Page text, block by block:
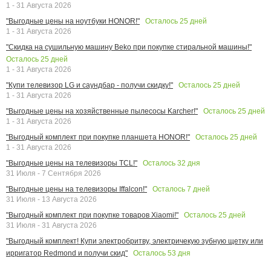
1 - 31 Августа 2026
"Выгодные цены на ноутбуки HONOR!"
Осталось 25 дней
1 - 31 Августа 2026
"Скидка на сушильную машину Beko при покупке стиральной машины!"
Осталось 25 дней
1 - 31 Августа 2026
"Купи телевизор LG и саундбар - получи скидку!"
Осталось 25 дней
1 - 31 Августа 2026
"Выгодные цены на хозяйственные пылесосы Karcher!"
Осталось 25 дней
1 - 31 Августа 2026
"Выгодный комплект при покупке планшета HONOR!"
Осталось 25 дней
1 - 31 Августа 2026
"Выгодные цены на телевизоры TCL!"
Осталось 32 дня
31 Июля - 7 Сентября 2026
"Выгодные цены на телевизоры Iffalcon!"
Осталось 7 дней
31 Июля - 13 Августа 2026
"Выгодный комплект при покупке товаров Xiaomi!"
Осталось 25 дней
31 Июля - 31 Августа 2026
"Выгодный комплект! Купи электробритву, электричекую зубную щетку или
ирригатор Redmond и получи скид"
Осталось 53 дня